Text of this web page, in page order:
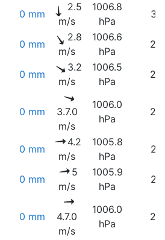
0 mm
2.5
m/s
1006.8
hPa
0 mm
2.8
m/s
1006.6
hPa
0 mm
3.2
m/s
1006.5
hPa
0 mm
3.7.0
m/s
1006.0
hPa
0 mm
4.2
m/s
1005.8
hPa
0 mm
5
m/s
1005.9
hPa
0 mm
4.7.0
m/s
1006.0
hPa